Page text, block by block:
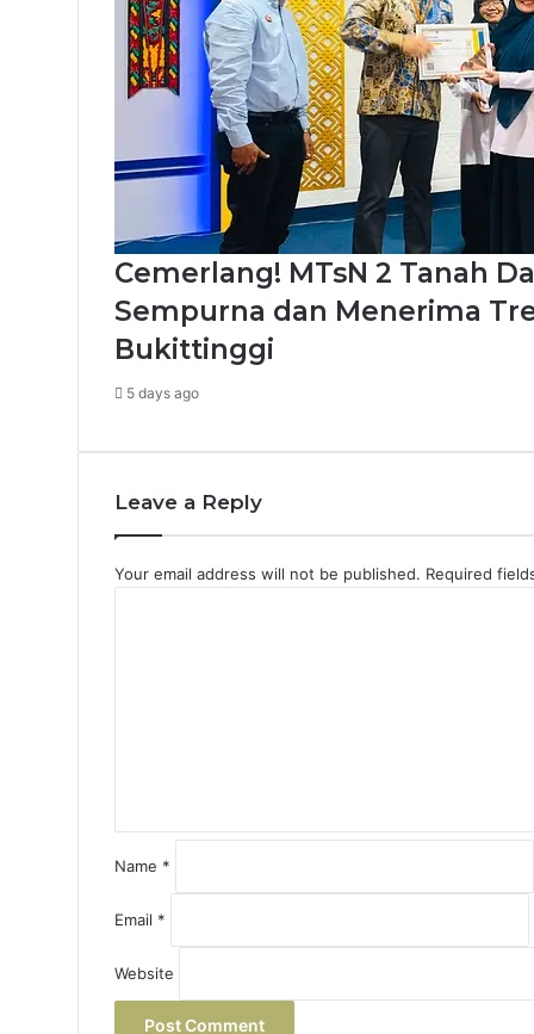
Cemerlang! MTsN 2 Tanah
Sempurna dan Menerima
Bukittinggi
5 days ago
Leave a Reply
Your email address will not be published. Required
Name *
Email *
Website